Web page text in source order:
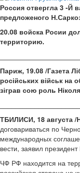
Россия отвергла 3 -Й
предложеного
20.08 войска Росии
территорию.
Париж, 19.08 /Газета
російських військ на
зіграв сою роль
ТБИЛИСИ, 18 августа /
договариваться по
международных
вести, заявил
ЧФ РФ находится на